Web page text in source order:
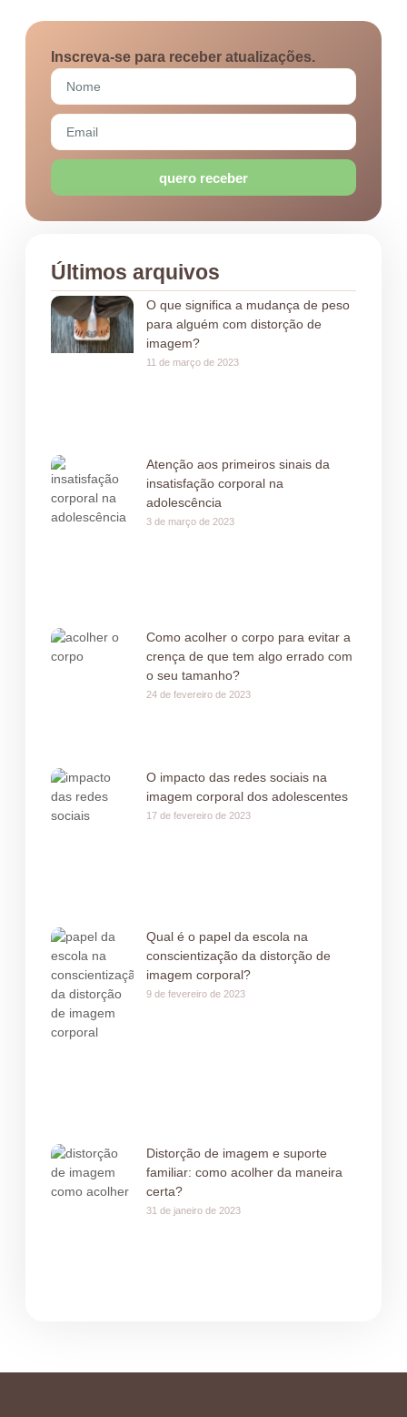
Inscreva-se para receber atualizações.
quero receber
Últimos arquivos
O que significa a mudança de peso
para alguém com distorção de
imagem?
11 de março de 2023
Atenção aos primeiros sinais da
insatisfação corporal na
adolescência
3 de março de 2023
Como acolher o corpo para evitar a
crença de que tem algo errado com
o seu tamanho?
24 de fevereiro de 2023
O impacto das redes sociais na
imagem corporal dos adolescentes
17 de fevereiro de 2023
Qual é o papel da escola na
conscientização da distorção de
imagem corporal?
9 de fevereiro de 2023
Distorção de imagem e suporte
familiar: como acolher da maneira
certa?
31 de janeiro de 2023